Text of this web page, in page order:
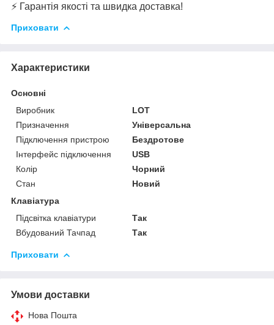
⚡ Гарантія якості та швидка доставка!
Приховати
Характеристики
Основні
Виробник
LOT
Призначення
Універсальна
Підключення пристрою
Бездротове
Інтерфейс підключення
USB
Колір
Чорний
Стан
Новий
Клавіатура
Підсвітка клавіатури
Так
Вбудований Тачпад
Так
Приховати
Умови доставки
Нова Пошта